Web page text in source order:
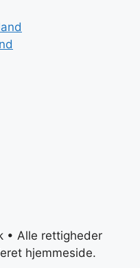
Alle rettigheder
hjemmeside.